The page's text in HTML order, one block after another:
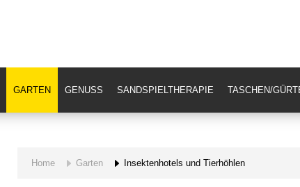
GARTEN GENUSS SANDSPIELTHERAPIE TASCHEN/
Home Garten Insektenhotels und Tierhöhlen